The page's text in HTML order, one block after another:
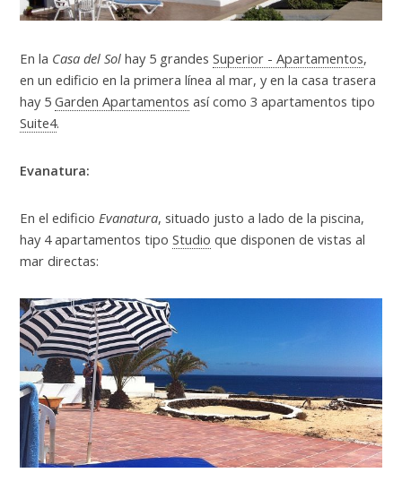
En la Casa del Sol hay 5 grandes Superior - Apartamentos,
en un edificio en la primera línea al mar, y en la casa trasera
hay 5 Garden Apartamentos así como 3 apartamentos tipo
Suite4.
Evanatura:
En el edificio Evanatura, situado justo a lado de la piscina,
hay 4 apartamentos tipo Studio que disponen de vistas al
mar directas: